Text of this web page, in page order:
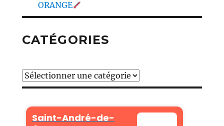
ORANGE
CATÉGORIES
Catégories